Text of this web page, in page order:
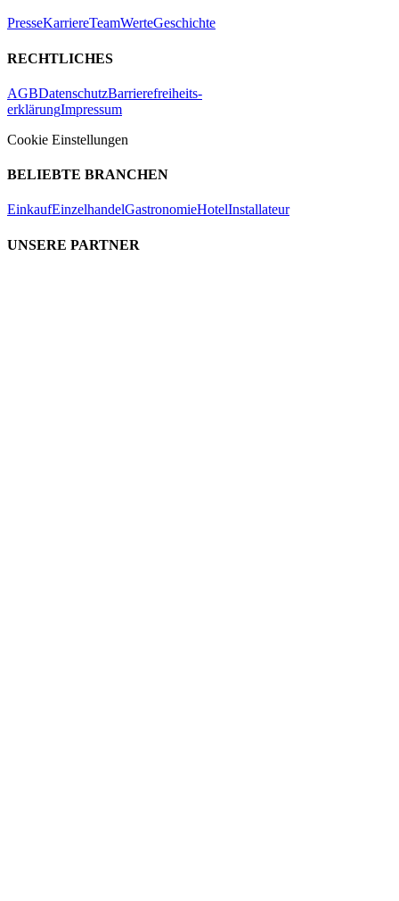
PresseKarriereTeamWerteGeschichte
RECHTLICHES
AGBDatenschutzBarrierefreiheits-
erklärungImpressum
Cookie Einstellungen
BELIEBTE BRANCHEN
EinkaufEinzelhandelGastronomieHotelInstallateur
UNSERE PARTNER